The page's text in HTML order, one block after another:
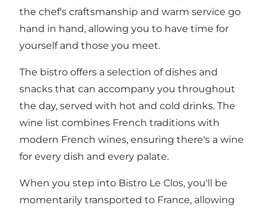
the chef's craftsmanship and warm service go
hand in hand, allowing you to have time for
yourself and those you meet.
The bistro offers a selection of dishes and
snacks that can accompany you throughout
the day, served with hot and cold drinks. The
wine list combines French traditions with
modern French wines, ensuring there's a wine
for every dish and every palate.
When you step into Bistro Le Clos, you'll be
momentarily transported to France, allowing